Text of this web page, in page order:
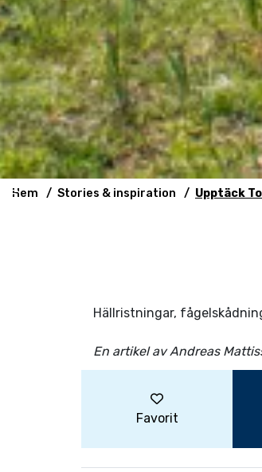
Hem Stories & inspiration Upptäck
Hällristningar,
En artikel av Andreas
Favorit